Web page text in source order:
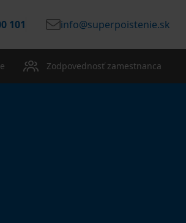
101 info@superpoistenie.sk
Zodpovednosť zamestnanca